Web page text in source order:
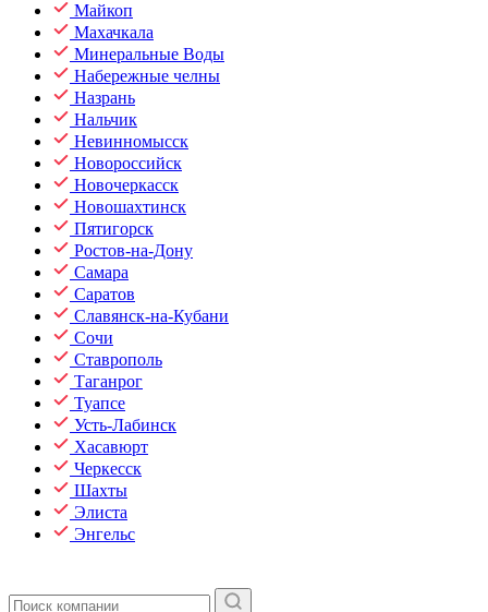
Майкоп
Махачкала
Минеральные Воды
Набережные челны
Назрань
Нальчик
Невинномысск
Новороссийск
Новочеркасск
Новошахтинск
Пятигорск
Ростов-на-Дону
Самара
Саратов
Славянск-на-Кубани
Сочи
Ставрополь
Таганрог
Туапсе
Усть-Лабинск
Хасавюрт
Черкесск
Шахты
Элиста
Энгельс